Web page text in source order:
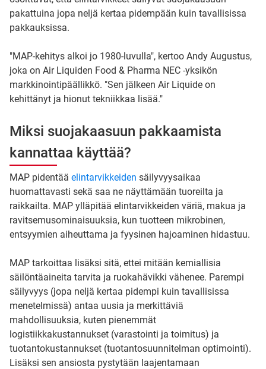
pakattuina jopa neljä kertaa pidempään kuin tavallisissa
pakkauksissa.
"MAP-kehitys alkoi jo 1980-luvulla", kertoo Andy Augustus,
joka on Air Liquiden Food & Pharma NEC -yksikön
markkinointipäällikkö. "Sen jälkeen Air Liquide on
kehittänyt ja hionut tekniikkaa lisää."
Miksi suojakaasuun pakkaamista
kannattaa käyttää?
MAP pidentää elintarvikkeiden säilyvyysaikaa
huomattavasti sekä saa ne näyttämään tuoreilta ja
raikkailta. MAP ylläpitää elintarvikkeiden väriä, makua ja
ravitsemusominaisuuksia, kun tuotteen mikrobinen,
entsyymien aiheuttama ja fyysinen hajoaminen hidastuu.
MAP tarkoittaa lisäksi sitä, ettei mitään kemiallisia
säilöntäaineita tarvita ja ruokahävikki vähenee. Parempi
säilyvyys (jopa neljä kertaa pidempi kuin tavallisissa
menetelmissä) antaa uusia ja merkittäviä
mahdollisuuksia, kuten pienemmät
logistiikkakustannukset (varastointi ja toimitus) ja
tuotantokustannukset (tuotantosuunnitelman optimointi).
Lisäksi sen ansiosta pystytään laajentamaan